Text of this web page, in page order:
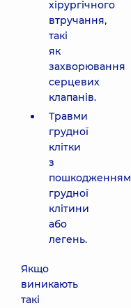
хірургічного
втручання,
такі
як
захворювання
серцевих
клапанів.
Травми
грудної
клітки
з
пошкодженням
грудної
клітини
або
легень.
Якщо
виникають
такі